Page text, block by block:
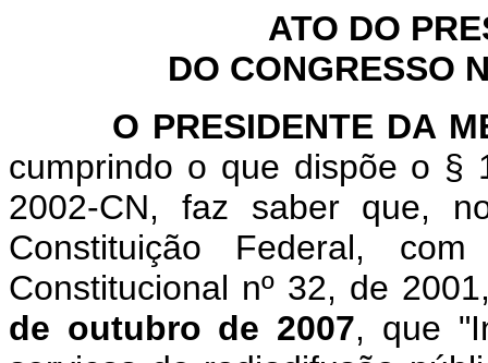
ATO DO
DO CONGRESSO
O PRESIDENTE DA
cumprindo o que dispõe o §
2002-CN, faz saber que,
Constituição Federal,
Constitucional nº 32, de
de outubro de 2007, que "